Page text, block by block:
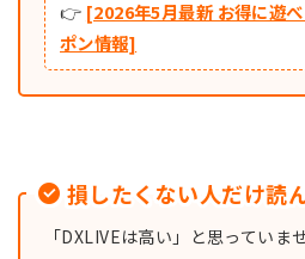
👉 [2026年5月最新 お得に遊
ポン情報]
損したくない人だけ読
「DXLIVEは高い」と思っていま